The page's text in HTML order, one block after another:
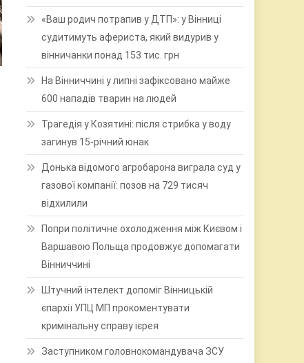
«Ваш родич потрапив у ДТП»: у Вінниці
судитимуть афериста, який видурив у
вінничанки понад 153 тис. грн
На Вінниччині у липні зафіксовано майже
600 нападів тварин на людей
Трагедія у Козятині: після стрибка у воду
загинув 15-річний юнак
Донька відомого агробарона виграла суд у
газової компанії: позов на 729 тисяч
відхилили
Попри політичне охолодження між Києвом і
Варшавою Польща продовжує допомагати
Вінниччині
Штучний інтелект допоміг Вінницькій
єпархії УПЦ МП прокоментувати
кримінальну справу ієрея
Заступником головнокомандувача ЗСУ